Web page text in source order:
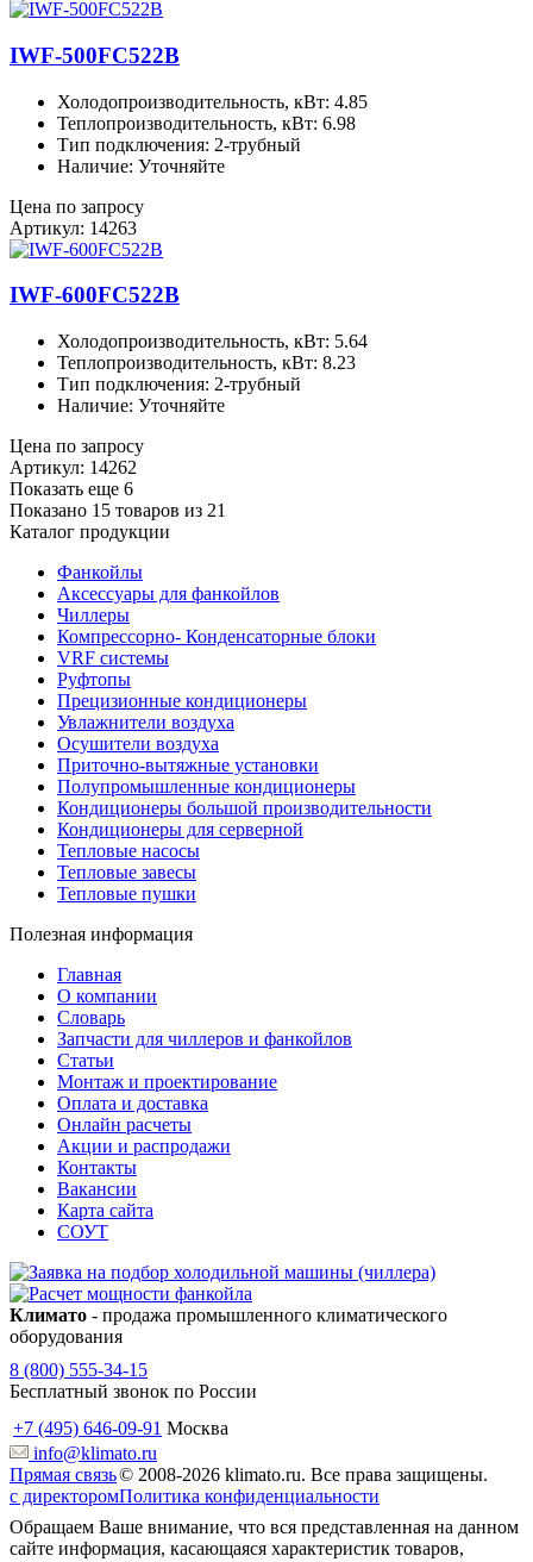
IWF-500FC522B
Холодопроизводительность, кВт: 4.85
Теплопроизводительность, кВт: 6.98
Тип подключения: 2-трубный
Наличие: Уточняйте
Цена по запросу
Артикул: 14263
IWF-600FC522B
Холодопроизводительность, кВт: 5.64
Теплопроизводительность, кВт: 8.23
Тип подключения: 2-трубный
Наличие: Уточняйте
Цена по запросу
Артикул: 14262
Показать еще 6
Показано 15 товаров из 21
Каталог продукции
Фанкойлы
Аксессуары для фанкойлов
Чиллеры
Компрессорно- Конденсаторные блоки
VRF системы
Руфтопы
Прецизионные кондиционеры
Увлажнители воздуха
Осушители воздуха
Приточно-вытяжные установки
Полупромышленные кондиционеры
Кондиционеры большой производительности
Кондиционеры для серверной
Тепловые насосы
Тепловые завесы
Тепловые пушки
Полезная информация
Главная
О компании
Словарь
Запчасти для чиллеров и фанкойлов
Статьи
Монтаж и проектирование
Оплата и доставка
Онлайн расчеты
Акции и распродажи
Контакты
Вакансии
Карта сайта
СОУТ
Климато - продажа промышленного климатического
оборудования
8 (800) 555-34-15
Бесплатный звонок по России
+7 (495) 646-09-91 Москва
info@klimato.ru
Прямая связь
с директором
© 2008-2026 klimato.ru. Все права защищены.
Политика конфиденциальности
Обращаем Ваше внимание, что вся представленная на данном
сайте информация, касающаяся характеристик товаров,